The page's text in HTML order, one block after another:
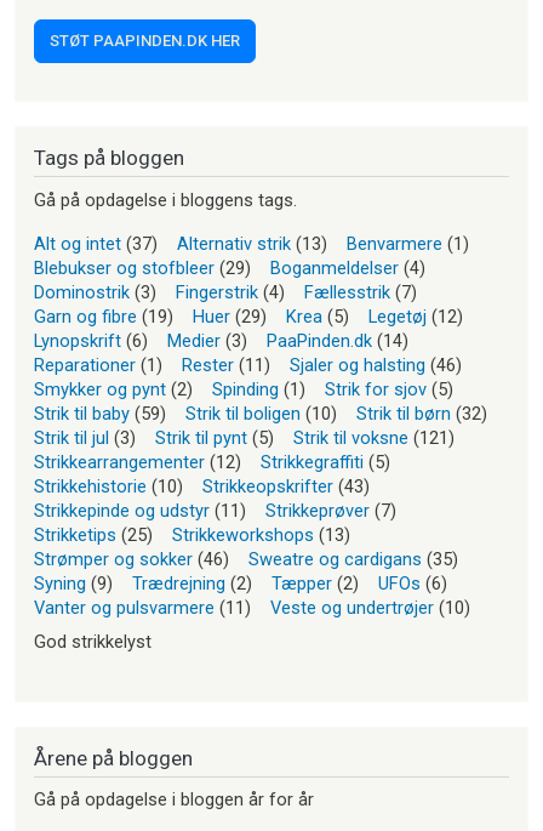
STØT PAAPINDEN.DK HER
Tags på bloggen
Gå på opdagelse i bloggens tags.
Alt og intet (37) Alternativ strik (13) Benvarmere (1)
Blebukser og stofbleer (29) Boganmeldelser (4)
Dominostrik (3) Fingerstrik (4) Fællesstrik (7)
Garn og fibre (19) Huer (29) Krea (5) Legetøj (12)
Lynopskrift (6) Medier (3) PaaPinden.dk (14)
Reparationer (1) Rester (11) Sjaler og halsting (46)
Smykker og pynt (2) Spinding (1) Strik for sjov (5)
Strik til baby (59) Strik til boligen (10) Strik til børn (32)
Strik til jul (3) Strik til pynt (5) Strik til voksne (121)
Strikkearrangementer (12) Strikkegraffiti (5)
Strikkehistorie (10) Strikkeopskrifter (43)
Strikkepinde og udstyr (11) Strikkeprøver (7)
Strikketips (25) Strikkeworkshops (13)
Strømper og sokker (46) Sweatre og cardigans (35)
Syning (9) Trædrejning (2) Tæpper (2) UFOs (6)
Vanter og pulsvarmere (11) Veste og undertrøjer (10)
God strikkelyst
Årene på bloggen
Gå på opdagelse i bloggen år for år